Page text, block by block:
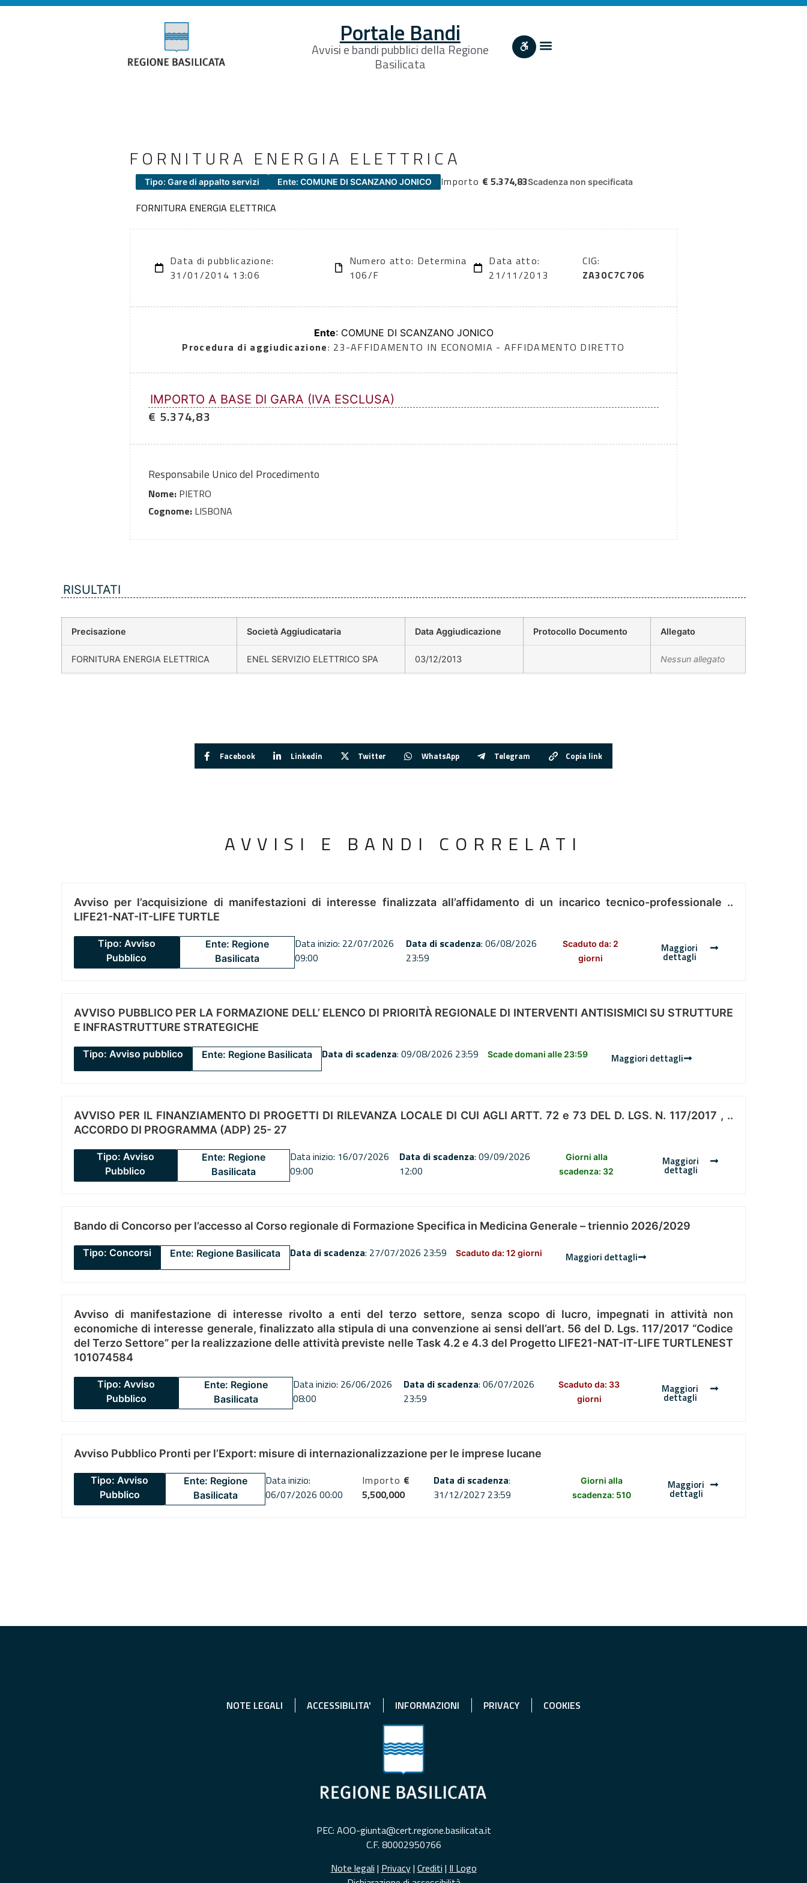
Portale Bandi
Avvisi e bandi pubblici della Regione
Basilicata
FORNITURA ENERGIA ELETTRICA
Tipo: Gare di appalto servizi Ente: COMUNE DI SCANZANO JONICO Importo € 5.374,83Scadenza non specificata
FORNITURA ENERGIA ELETTRICA
Data di pubblicazione:
31/01/2014 13:06
Numero atto: Determina
106/F
Data atto:
21/11/2013
CIG:
ZA30C7C706
Ente: COMUNE DI SCANZANO JONICO
Procedura di aggiudicazione: 23-AFFIDAMENTO IN ECONOMIA - AFFIDAMENTO DIRETTO
IMPORTO A BASE DI GARA (IVA ESCLUSA)
€ 5.374,83
Responsabile Unico del Procedimento
Nome: PIETRO
Cognome: LISBONA
RISULTATI
Precisazione Società Aggiudicataria Data Aggiudicazione Protocollo Documento Allegato
FORNITURA ENERGIA ELETTRICA ENEL SERVIZIO ELETTRICO SPA 03/12/2013 Nessun allegato
Facebook Linkedin Twitter WhatsApp Telegram Copia link
AVVISI E BANDI CORRELATI
Avviso per l’acquisizione di manifestazioni di interesse finalizzata all’affidamento di un incarico tecnico-professionale ..
LIFE21-NAT-IT-LIFE TURTLE
Tipo: Avviso
Pubblico
Ente: Regione
Basilicata
Data inizio: 22/07/2026
09:00
Data di scadenza: 06/08/2026
23:59
Scaduto da: 2
giorni
Maggiori
dettagli
AVVISO PUBBLICO PER LA FORMAZIONE DELL’ ELENCO DI PRIORITÀ REGIONALE DI INTERVENTI ANTISISMICI SU STRUTTURE
E INFRASTRUTTURE STRATEGICHE
Tipo: Avviso pubblico Ente: Regione Basilicata Data di scadenza: 09/08/2026 23:59 Scade domani alle 23:59 Maggiori dettagli
AVVISO PER IL FINANZIAMENTO DI PROGETTI DI RILEVANZA LOCALE DI CUI AGLI ARTT. 72 e 73 DEL D. LGS. N. 117/2017 , ..
ACCORDO DI PROGRAMMA (ADP) 25- 27
Tipo: Avviso
Pubblico
Ente: Regione
Basilicata
Data inizio: 16/07/2026
09:00
Data di scadenza: 09/09/2026
12:00
Giorni alla
scadenza: 32
Maggiori
dettagli
Bando di Concorso per l’accesso al Corso regionale di Formazione Specifica in Medicina Generale – triennio 2026/2029
Tipo: Concorsi Ente: Regione Basilicata Data di scadenza: 27/07/2026 23:59 Scaduto da: 12 giorni Maggiori dettagli
Avviso di manifestazione di interesse rivolto a enti del terzo settore, senza scopo di lucro, impegnati in attività non
economiche di interesse generale, finalizzato alla stipula di una convenzione ai sensi dell’art. 56 del D. Lgs. 117/2017 “Codice
del Terzo Settore” per la realizzazione delle attività previste nelle Task 4.2 e 4.3 del Progetto LIFE21-NAT-IT-LIFE TURTLENEST
101074584
Tipo: Avviso
Pubblico
Ente: Regione
Basilicata
Data inizio: 26/06/2026
08:00
Data di scadenza: 06/07/2026
23:59
Scaduto da: 33
giorni
Maggiori
dettagli
Avviso Pubblico Pronti per l’Export: misure di internazionalizzazione per le imprese lucane
Tipo: Avviso
Pubblico
Ente: Regione
Basilicata
Data inizio:
06/07/2026 00:00
Importo €
5,500,000
Data di scadenza:
31/12/2027 23:59
Giorni alla
scadenza: 510
Maggiori
dettagli
NOTE LEGALI ACCESSIBILITA' INFORMAZIONI PRIVACY COOKIES
PEC: AOO-giunta@cert.regione.basilicata.it
C.F. 80002950766
Note legali | Privacy| Crediti | Il Logo